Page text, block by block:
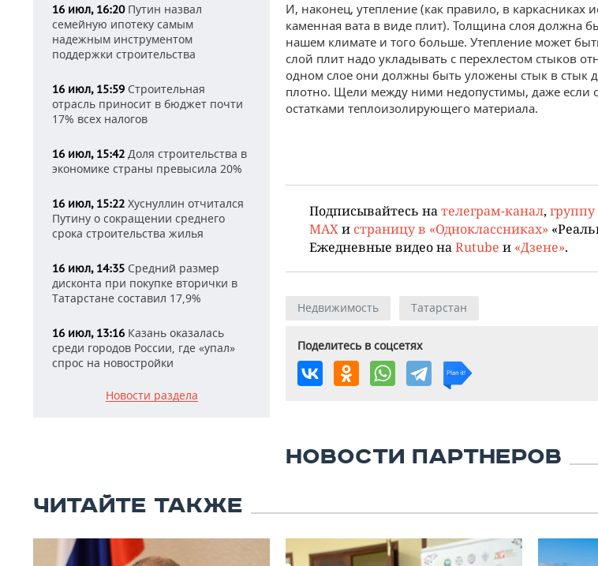
16 июл, 16:20Путин назвал
семейную ипотеку самым
надежным инструментом
поддержки строительства
16 июл, 15:59 Строительная
отрасль приносит в бюджет почти
17% всех налогов
16 июл, 15:42 Доля строительства в
экономике страны превысила 20%
16 июл, 15:22 Хуснуллин отчитался
Путину о сокращении среднего
срока строительства жилья
16 июл, 14:35 Средний размер
дисконта при покупке вторички в
Татарстане составил 17,9%
16 июл, 13:16 Казань оказалась
среди городов России, где «упал»
спрос на новостройки
Новости раздела
И, наконец, утепление (как правило, в каркасниках
каменная вата в виде плит). Толщина слоя должна
нашем климате и того больше. Утепление может
слой плит надо укладывать с перехлестом стыков
одном слое они должны быть уложены стык в стык
плотно. Щели между ними недопустимы, даже если
остатками теплоизолирующего материала.
Подписывайтесь на телеграм-канал, группу
MAX и страницу в «Одноклассниках»
Ежедневные видео на Rutube и «Дзене».
Недвижимость Татарстан
Поделитесь в соцсетях
НОВОСТИ ПАРТНЕРОВ
ЧИТАЙТЕ ТАКЖЕ